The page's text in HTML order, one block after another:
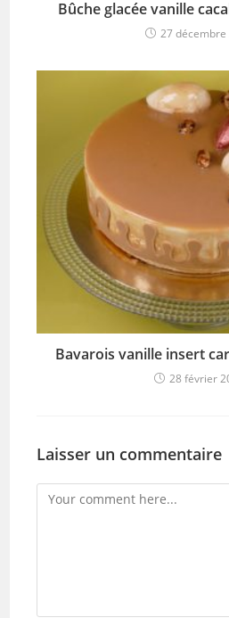
Bûche glacée vanille
27 décembre
Bavarois vanille insert
28 février
Laisser un commentaire